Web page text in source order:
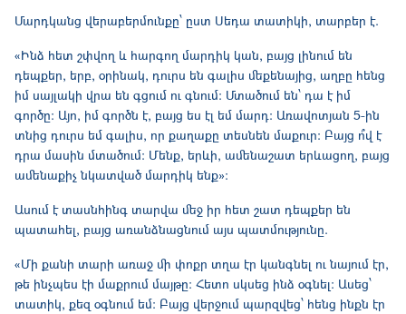
Մարդկանց վերաբերմունքը՝ ըստ Սեդա տատիկի, տարբեր է.
«Ինձ հետ շփվող և հարգող մարդիկ կան, բայց լինում են
դեպքեր, երբ, օրինակ, դուրս են գալիս մեքենայից, աղբը հենց
իմ սայլակի վրա են գցում ու գնում։ Մտածում են՝ դա է իմ
գործը։ Այո, իմ գործն է, բայց ես էլ եմ մարդ։ Առավոտյան 5-ին
տնից դուրս եմ գալիս, որ քաղաքը տեսնեն մաքուր։ Բայց ո՞վ է
դրա մասին մտածում։ Մենք, երևի, ամենաշատ երևացող, բայց
ամենաքիչ նկատված մարդիկ ենք»։
Ասում է տասնհինգ տարվա մեջ իր հետ շատ դեպքեր են
պատահել, բայց առանձնացնում այս պատմությունը.
«Մի քանի տարի առաջ մի փոքր տղա էր կանգնել ու նայում էր,
թե ինչպես էի մաքրում մայթը։ Հետո սկսեց ինձ օգնել։ Ասեց՝
տատիկ, քեզ օգնում եմ։ Բայց վերջում պարզվեց՝ հենց ինքն էր